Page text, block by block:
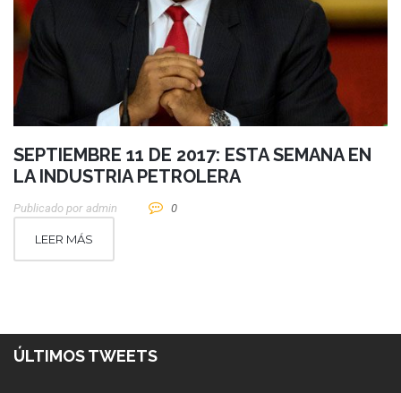
SEPTIEMBRE 11 DE 2017: ESTA SEMANA EN
LA INDUSTRIA PETROLERA
Publicado por Admin 0
LEER MÁS
ÚLTIMOS TWEETS